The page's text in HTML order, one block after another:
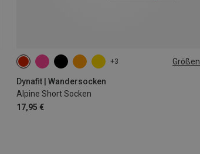
+3 Größen
Dynafit | Wandersocken
Alpine Short Socken
17,95 €
39|40|41|42 43|44|45|46